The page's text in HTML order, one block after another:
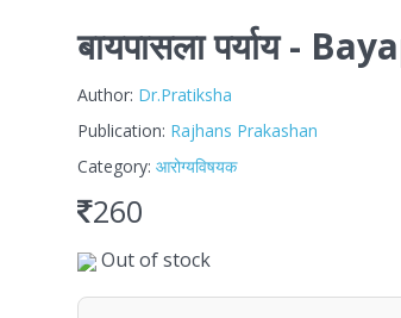
बायपासला पर्याय -
Author: Dr.Pratiksha
Publication: Rajhans Prakashan
Category: आरोग्यविषयक
260
Out of stock